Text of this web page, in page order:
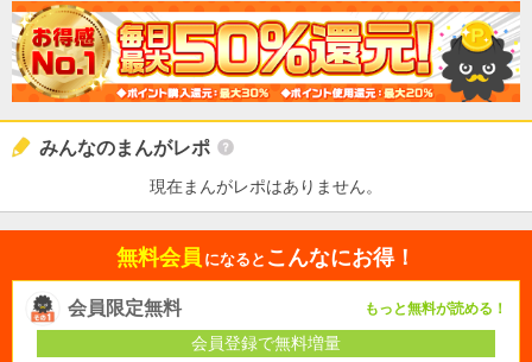
みんなのまんがレポ
現在まんがレポはありません。
無料会員 になると こんなにお得！
会員限定無料 もっと無料が読める！
会員登録で無料増量